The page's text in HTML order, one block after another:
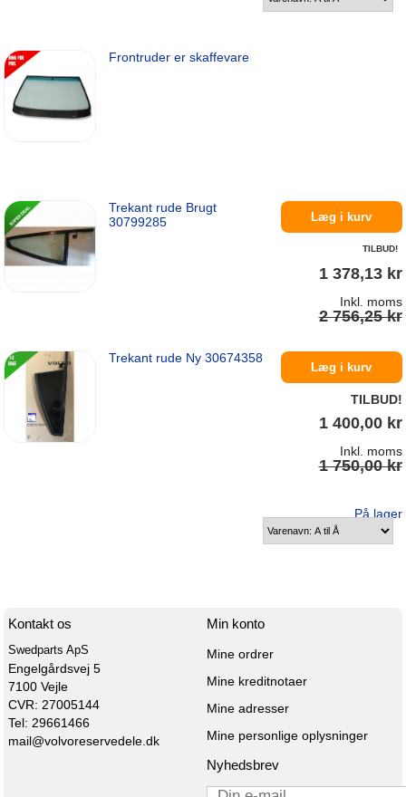
Frontruder er skaffevare
Trekant rude Brugt
30799285
Læg i kurv
TILBUD!
1 378,13 kr
Inkl. moms
2 756,25 kr
På lager
Trekant rude Ny 30674358
Læg i kurv
TILBUD!
1 400,00 kr
Inkl. moms
1 750,00 kr
På lager
Kontakt os
Swedparts ApS
Engelgårdsvej 5
7100 Vejle
CVR: 27005144
Tel: 29661466
mail@volvoreservedele.dk
Min konto
Mine ordrer
Mine kreditnotaer
Mine adresser
Mine personlige oplysninger
Nyhedsbrev